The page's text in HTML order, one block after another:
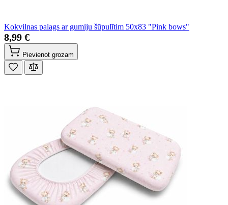
Kokvilnas palags ar gumiju šūpulītim 50x83 "Pink bows"
8,99 €
Pievienot grozam